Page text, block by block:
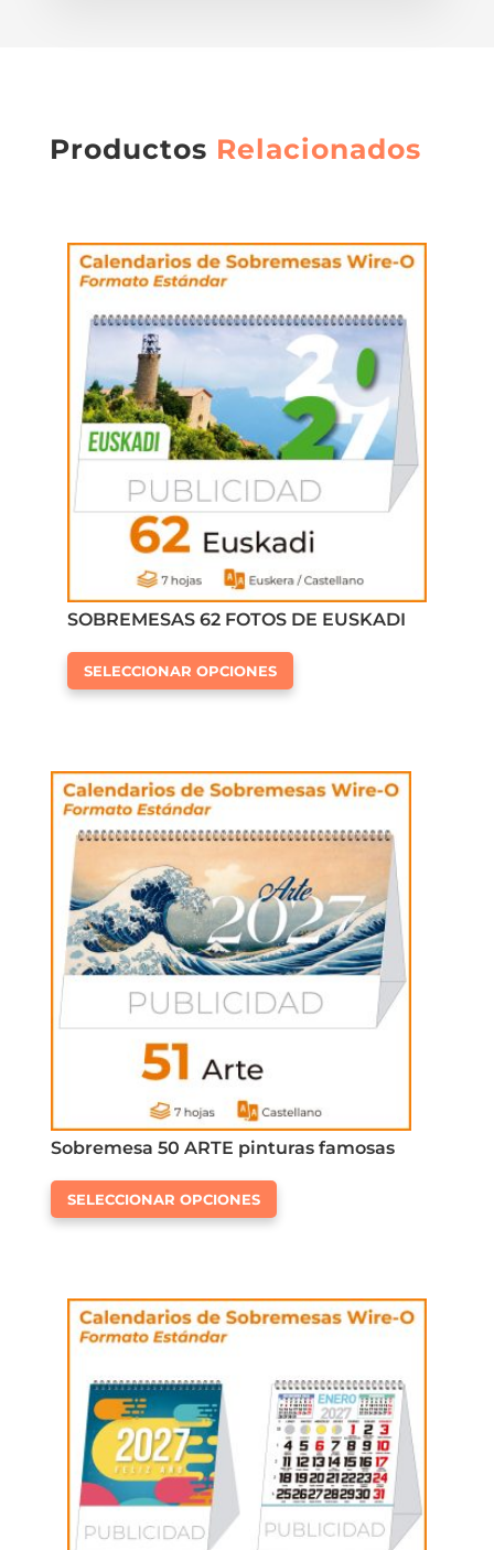
Productos Relacionados
SOBREMESAS 62 FOTOS DE EUSKADI
SELECCIONAR OPCIONES
Este
Las
pueden
elegir
en
la
página
de
Sobremesa 50 ARTE pinturas famosas
SELECCIONAR OPCIONES
Este
variantes.
Las
se
pueden
elegir
en
la
página